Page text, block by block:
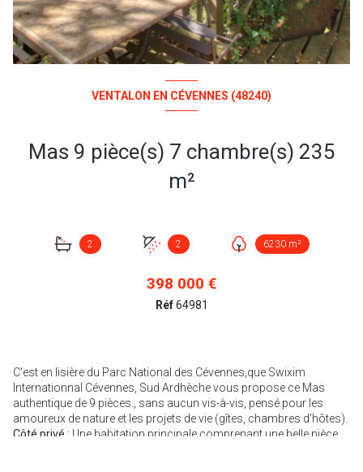
VENTALON EN CÉVENNES (48240)
Mas 9 pièce(s) 7 chambre(s) 235
m²
2 2 6230 m²
398 000 €
Réf64981
C'est en lisière du Parc National des Cévennes,que Swixim
Internationnal Cévennes, Sud Ardhèche vous propose ce Mas
authentique de 9 pièces., sans aucun vis-à-vis, pensé pour les
amoureux de nature et les projets de vie (gîtes, chambres d'hôtes).
Côté privé : Une habitation principale comprenant une belle pièce